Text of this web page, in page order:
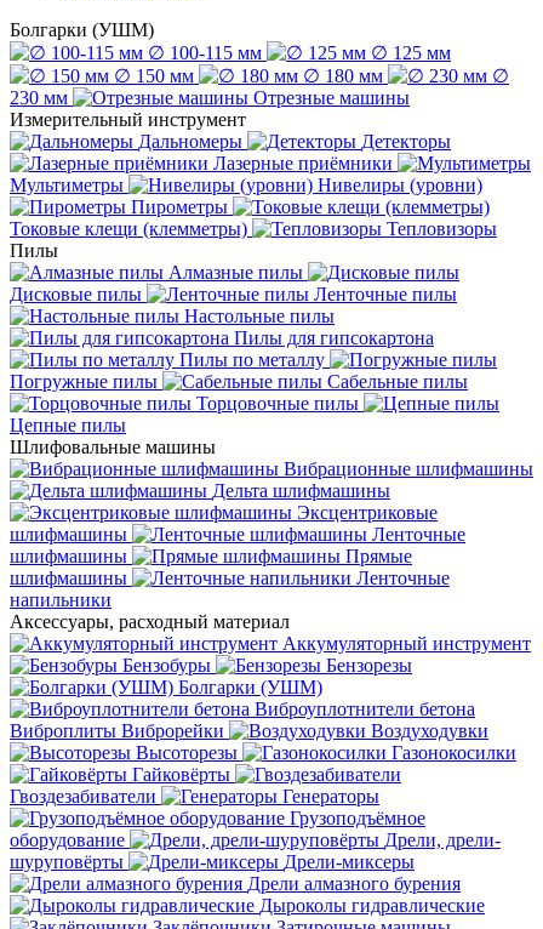
Болгарки (УШМ)
∅ 100-115 мм
∅ 125 мм
∅ 150 мм
∅ 180 мм
∅
230 мм
Отрезные машины
Измерительный инструмент
Дальномеры
Детекторы
Лазерные приёмники
Мультиметры
Нивелиры (уровни)
Пирометры
Токовые клещи (клемметры)
Тепловизоры
Пилы
Алмазные пилы
Дисковые пилы
Ленточные пилы
Настольные пилы
Пилы для гипсокартона
Пилы по металлу
Погружные пилы
Сабельные пилы
Торцовочные пилы
Цепные пилы
Шлифовальные машины
Вибрационные шлифмашины
Дельта шлифмашины
Эксцентриковые
шлифмашины
Ленточные
шлифмашины
Прямые
шлифмашины
Ленточные
напильники
Аксессуары, расходный материал
Аккумуляторный инструмент
Бензобуры
Бензорезы
Болгарки (УШМ)
Виброуплотнители бетона
Виброплиты Виброрейки
Воздуходувки
Высоторезы
Газонокосилки
Гайковёрты
Гвоздезабиватели
Генераторы
Грузоподъёмное
оборудование
Дрели, дрели-
шуруповёрты
Дрели-миксеры
Дрели алмазного бурения
Дыроколы гидравлические